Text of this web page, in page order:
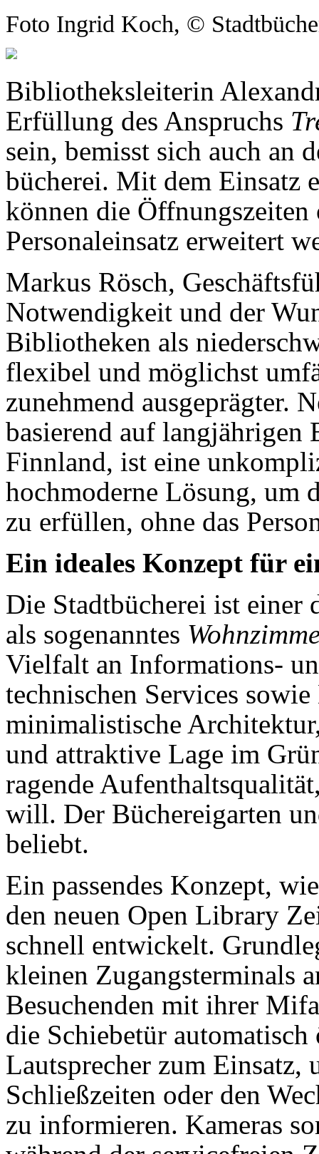
Foto Ingrid Koch, ©
Bibliotheksleiterin
Erfüllung des Anspruchs
sein, bemisst sich auch an
büche­rei. Mit dem Einsatz
können die Öff­nungs­zeiten
Personaleinsatz erweitert
Markus Rösch,
Notwendigkeit und der
Bibliotheken als
flexibel und möglichst
zunehmend ausgeprägter.
basierend auf langjährigen
Finnland, ist eine
hochmoderne Lösung, um
zu erfüllen, ohne das
Ein ideales Konzept für
Die Stadtbücherei ist einer
als sogenanntes
Vielfalt an Informations-
technischen Services
minimalistische
und attraktive Lage im
ragende
will. Der Büchereigarten
beliebt.
Ein passendes Konzept,
den neuen Open Library
schnell entwickelt.
kleinen Zugangsterminals
Besuchenden mit ihrer
die Schiebetür
Lautsprecher zum Einsatz,
Schließzeiten oder den
zu informieren. Kameras